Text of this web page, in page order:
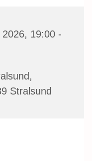
19:00 -
Stralsund